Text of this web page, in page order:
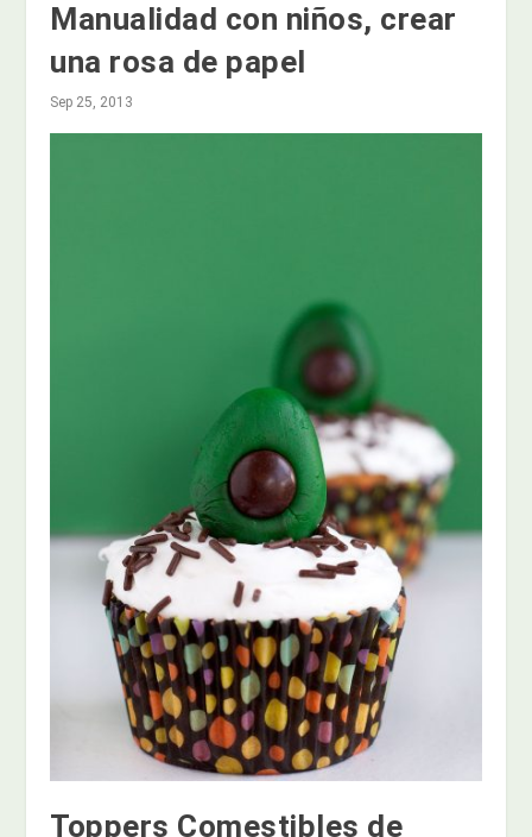
Manualidad con niños, crear
una rosa de papel
Sep 25, 2013
Toppers Comestibles de